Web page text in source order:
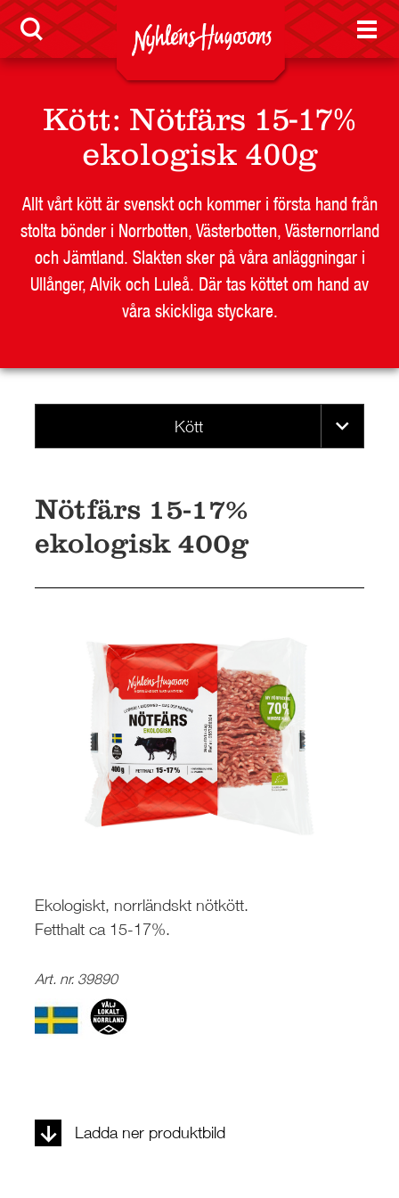
Konsumentreklamation
Sponsring
Press
Visselblåsarfunktion
Jobb
Nyheter
BUTIKSSIDA
RESTAURANG OCH STORHUSHÅLL
SKOLA
KONTAKT
Kött: Nötfärs 15-17%
ekologisk 400g
Allt vårt kött är svenskt och kommer i första hand från
stolta bönder i Norrbotten, Västerbotten, Västernorrland
och Jämtland. Slakten sker på våra anläggningar i
Ullånger, Alvik och Luleå. Där tas köttet om hand av
våra skickliga styckare.
Kött
Nötfärs 15-17%
ekologisk 400g
Ekologiskt, norrländskt nötkött.
Fetthalt ca 15-17%.
Art. nr. 39890
Ladda ner produktbild